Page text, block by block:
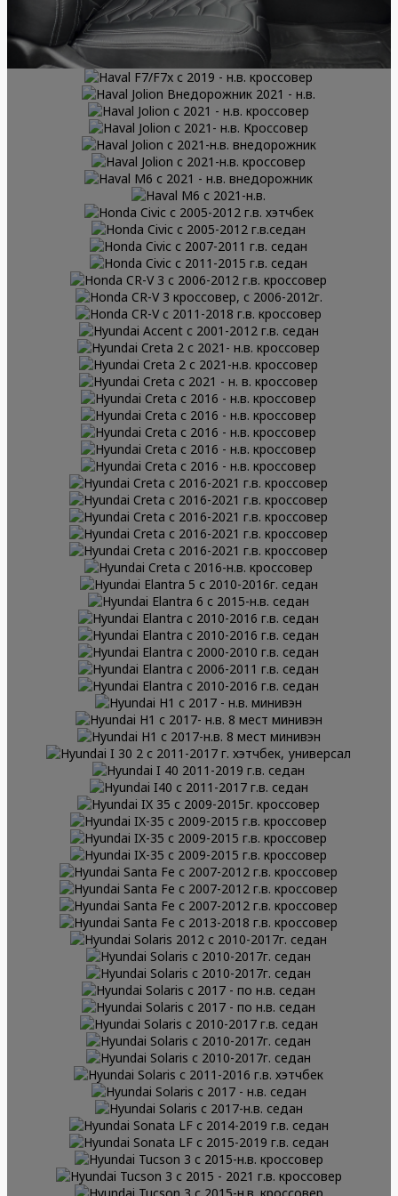
Haval F7/F7x с 2019 - н.в.
кроссовер
Haval Jolion Внедорожник 2021 -
н.в.
ПОДРОБНЕЕ
Haval Jolion с 2021 - н.в.
кроссовер
ПОДРОБНЕЕ
Haval Jolion с 2021- н.в.
Кроссовер
ПОДРОБНЕЕ
Haval Jolion с 2021-н.в.
внедорожник
Haval Jolion с 2021-н.в.
кроссовер
ПОДРОБНЕЕ
Haval M6 с 2021 - н.в.
внедорожник
ПОДРОБНЕЕ
Haval M6 с 2021-н.в.
ПОДРОБНЕЕ
Honda Civic с 2005-2012 г.в.
хэтчбек
ПОДРОБНЕЕ
Honda Civic с 2005-2012 г.в.седан
ПОДРОБНЕЕ
Honda Civic с 2007-2011 г.в. седан
ПОДРОБНЕЕ
Honda Civic с 2011-2015 г.в. седан
ПОДРОБНЕЕ
Honda CR-V 3 с 2006-2012 г.в.
кроссовер
ПОДРОБНЕЕ
Honda CR-V 3 кроссовер, с 2006-
2012г.
ПОДРОБНЕЕ
Honda CR-V c 2011-2018 г.в.
кроссовер
ПОДРОБНЕЕ
Hyundai Accent с 2001-2012 г.в.
седан
ПОДРОБНЕЕ
Hyundai Creta 2 с 2021- н.в.
кроссовер
ПОДРОБНЕЕ
Hyundai Creta 2 с 2021-н.в.
кроссовер
ПОДРОБНЕЕ
Hyundai Creta c 2021 - н. в.
кроссовер
ПОДРОБНЕЕ
Hyundai Creta с 2016 - н.в.
кроссовер
ПОДРОБНЕЕ
Hyundai Creta с 2016 - н.в.
кроссовер
ПОДРОБНЕЕ
Hyundai Creta с 2016 - н.в.
кроссовер
ПОДРОБНЕЕ
Hyundai Creta с 2016 - н.в.
кроссовер
ПОДРОБНЕЕ
Hyundai Creta с 2016 - н.в.
кроссовер
ПОДРОБНЕЕ
Hyundai Creta с 2016-2021 г.в.
кроссовер
ПОДРОБНЕЕ
Hyundai Creta с 2016-2021 г.в.
кроссовер
ПОДРОБНЕЕ
Hyundai Creta с 2016-2021 г.в.
кроссовер
ПОДРОБНЕЕ
Hyundai Creta с 2016-2021 г.в.
кроссовер
ПОДРОБНЕЕ
Hyundai Creta с 2016-2021 г.в.
кроссовер
ПОДРОБНЕЕ
Hyundai Creta с 2016-н.в.
кроссовер
ПОДРОБНЕЕ
Hyundai Elantra 5 с 2010-2016г.
седан
ПОДРОБНЕЕ
Hyundai Elantra 6 c 2015-н.в.
седан
ПОДРОБНЕЕ
Hyundai Elantra c 2010-2016 г.в.
седан
ПОДРОБНЕЕ
Hyundai Elantra c 2010-2016 г.в.
седан
ПОДРОБНЕЕ
Hyundai Elantra с 2000-2010 г.в.
седан
ПОДРОБНЕЕ
Hyundai Elantra с 2006-2011 г.в.
седан
ПОДРОБНЕЕ
Hyundai Elantra с 2010-2016 г.в.
седан
ПОДРОБНЕЕ
Hyundai H1 с 2017 - н.в. минивэн
ПОДРОБНЕЕ
Hyundai H1 с 2017- н.в. 8 мест
минивэн
ПОДРОБНЕЕ
Hyundai H1 с 2017-н.в. 8 мест
минивэн
ПОДРОБНЕЕ
Hyundai I 30 2 с 2011-2017 г.
хэтчбек, универсал
ПОДРОБНЕЕ
Hyundai I 40 2011-2019 г.в. седан
ПОДРОБНЕЕ
Hyundai I40 с 2011-2017 г.в. седан
ПОДРОБНЕЕ
Hyundai IX 35 с 2009-2015г.
кроссовер
ПОДРОБНЕЕ
Hyundai IX-35 с 2009-2015 г.в.
кроссовер
ПОДРОБНЕЕ
Hyundai IX-35 с 2009-2015 г.в.
кроссовер
ПОДРОБНЕЕ
Hyundai IX-35 с 2009-2015 г.в.
кроссовер
ПОДРОБНЕЕ
Hyundai Santa Fe с 2007-2012 г.в.
кроссовер
ПОДРОБНЕЕ
Hyundai Santa Fe с 2007-2012 г.в.
кроссовер
ПОДРОБНЕЕ
Hyundai Santa Fe с 2007-2012 г.в.
кроссовер
ПОДРОБНЕЕ
Hyundai Santa Fe с 2013-2018 г.в.
кроссовер
ПОДРОБНЕЕ
Hyundai Solaris 2012 с 2010-2017г.
седан
ПОДРОБНЕЕ
Hyundai Solaris c 2010-2017г.
седан
ПОДРОБНЕЕ
Hyundai Solaris c 2010-2017г.
седан
ПОДРОБНЕЕ
Hyundai Solaris c 2017 - по н.в.
седан
ПОДРОБНЕЕ
Hyundai Solaris c 2017 - по н.в.
седан
ПОДРОБНЕЕ
Hyundai Solaris с 2010-2017 г.в.
седан
ПОДРОБНЕЕ
Hyundai Solaris с 2010-2017г.
седан
ПОДРОБНЕЕ
Hyundai Solaris с 2010-2017г.
ПОДРОБНЕЕ
Hyundai Solaris с 2011-2016 г.в.
ПОДРОБНЕЕ
ПОДРОБНЕЕ
ПОДРОБНЕЕ
ПОДРОБНЕЕ
ПОДРОБНЕЕ
ПОДРОБНЕЕ
ПОДРОБНЕЕ
ПОДРОБНЕЕ
ПОДРОБНЕЕ
ПОДРОБНЕЕ
ПОДРОБНЕЕ